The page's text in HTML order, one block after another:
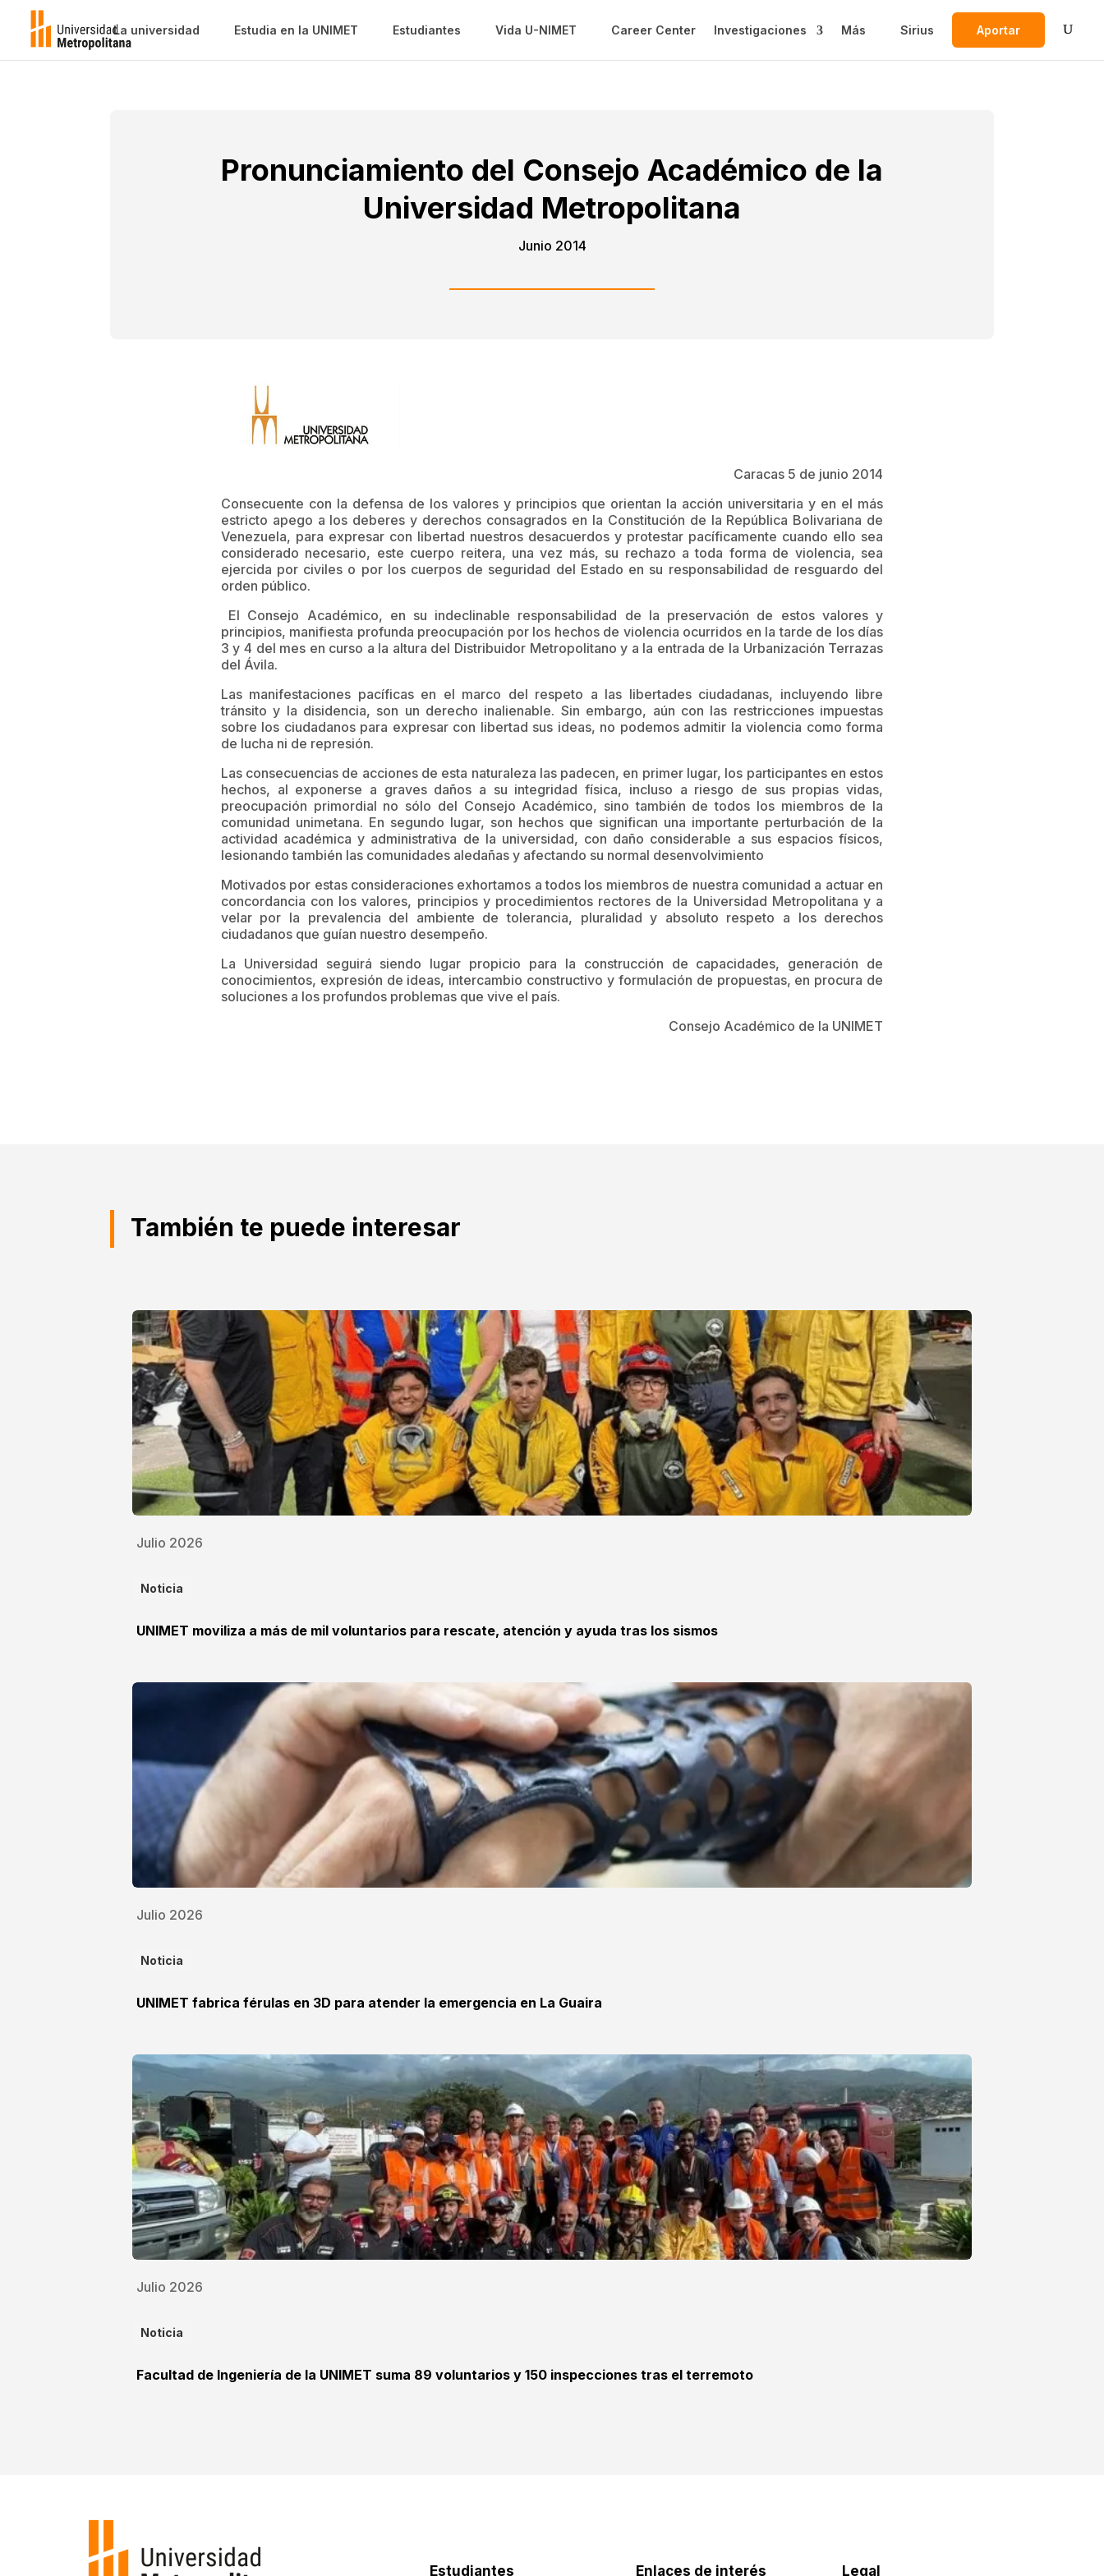
La universidad Estudia en la UNIMET Estudiantes Vida U-NIMET Career Center Investigaciones Más Sirius Aportar
Pronunciamiento del Consejo Académico de la
Universidad Metropolitana
Junio 2014
Caracas 5 de junio 2014
Consecuente con la defensa de los valores y principios que orientan la acción universitaria y en el más
estricto apego a los deberes y derechos consagrados en la Constitución de la República Bolivariana de
Venezuela, para expresar con libertad nuestros desacuerdos y protestar pacíficamente cuando ello sea
considerado necesario, este cuerpo reitera, una vez más, su rechazo a toda forma de violencia, sea
ejercida por civiles o por los cuerpos de seguridad del Estado en su responsabilidad de resguardo del
orden público.
El Consejo Académico, en su indeclinable responsabilidad de la preservación de estos valores y
principios, manifiesta profunda preocupación por los hechos de violencia ocurridos en la tarde de los días
3 y 4 del mes en curso a la altura del Distribuidor Metropolitano y a la entrada de la Urbanización Terrazas
del Ávila.
Las manifestaciones pacíficas en el marco del respeto a las libertades ciudadanas, incluyendo libre
tránsito y la disidencia, son un derecho inalienable. Sin embargo, aún con las restricciones impuestas
sobre los ciudadanos para expresar con libertad sus ideas, no podemos admitir la violencia como forma
de lucha ni de represión.
Las consecuencias de acciones de esta naturaleza las padecen, en primer lugar, los participantes en estos
hechos, al exponerse a graves daños a su integridad física, incluso a riesgo de sus propias vidas,
preocupación primordial no sólo del Consejo Académico, sino también de todos los miembros de la
comunidad unimetana. En segundo lugar, son hechos que significan una importante perturbación de la
actividad académica y administrativa de la universidad, con daño considerable a sus espacios físicos,
lesionando también las comunidades aledañas y afectando su normal desenvolvimiento
Motivados por estas consideraciones exhortamos a todos los miembros de nuestra comunidad a actuar en
concordancia con los valores, principios y procedimientos rectores de la Universidad Metropolitana y a
velar por la prevalencia del ambiente de tolerancia, pluralidad y absoluto respeto a los derechos
ciudadanos que guían nuestro desempeño.
La Universidad seguirá siendo lugar propicio para la construcción de capacidades, generación de
conocimientos, expresión de ideas, intercambio constructivo y formulación de propuestas, en procura de
soluciones a los profundos problemas que vive el país.
Consejo Académico de la UNIMET
También te puede interesar
Julio 2026
Noticia
UNIMET moviliza a más de mil voluntarios para rescate, atención y ayuda tras los sismos
Julio 2026
Noticia
UNIMET fabrica férulas en 3D para atender la emergencia en La Guaira
Julio 2026
Noticia
Facultad de Ingeniería de la UNIMET suma 89 voluntarios y 150 inspecciones tras el terremoto
Estudiantes Enlaces de interés Legal